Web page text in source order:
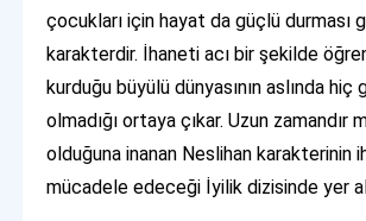
çocukları için hayat da güçlü durması
karakterdir. İhaneti acı bir şekilde
kurduğu büyülü dünyasının aslında hiç
olmadığı ortaya çıkar. Uzun zamandır
olduğuna inanan Neslihan karakterinin
mücadele edeceği İyilik dizisinde yer